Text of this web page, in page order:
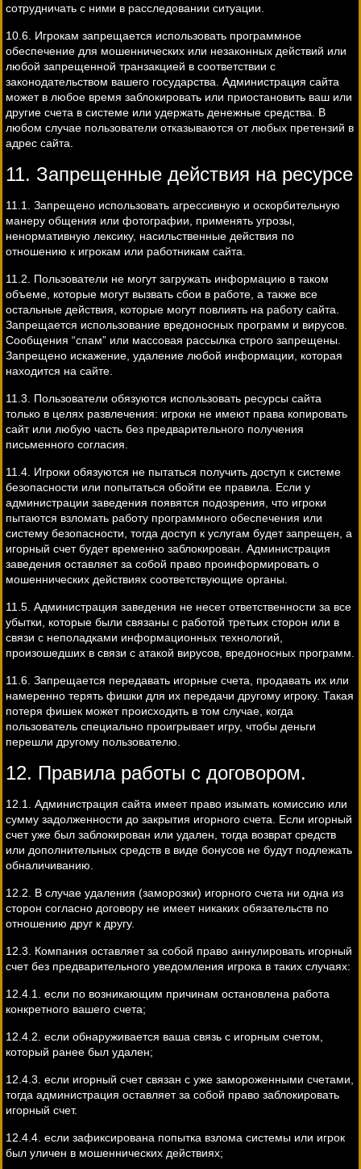
сотрудничать с ними в расследовании ситуации.
10.6. Игрокам запрещается использовать программное
обеспечение для мошеннических или незаконных действий или
любой запрещенной транзакцией в соответствии с
законодательством вашего государства. Администрация сайта
может в любое время заблокировать или приостановить ваш или
другие счета в системе или удержать денежные средства. В
любом случае пользователи отказываются от любых претензий в
адрес сайта.
11. Запрещенные действия на ресурсе
11.1. Запрещено использовать агрессивную и оскорбительную
манеру общения или фотографии, применять угрозы,
ненормативную лексику, насильственные действия по
отношению к игрокам или работникам сайта.
11.2. Пользователи не могут загружать информацию в таком
объеме, которые могут вызвать сбои в работе, а также все
остальные действия, которые могут повлиять на работу сайта.
Запрещается использование вредоносных программ и вирусов.
Сообщения “спам” или массовая рассылка строго запрещены.
Запрещено искажение, удаление любой информации, которая
находится на сайте.
11.3. Пользователи обязуются использовать ресурсы сайта
только в целях развлечения: игроки не имеют права копировать
сайт или любую часть без предварительного получения
письменного согласия.
11.4. Игроки обязуются не пытаться получить доступ к системе
безопасности или попытаться обойти ее правила. Если у
администрации заведения появятся подозрения, что игроки
пытаются взломать работу программного обеспечения или
систему безопасности, тогда доступ к услугам будет запрещен, а
игорный счет будет временно заблокирован. Администрация
заведения оставляет за собой право проинформировать о
мошеннических действиях соответствующие органы.
11.5. Администрация заведения не несет ответственности за все
убытки, которые были связаны с работой третьих сторон или в
связи с неполадками информационных технологий,
произошедших в связи с атакой вирусов, вредоносных программ.
11.6. Запрещается передавать игорные счета, продавать их или
намеренно терять фишки для их передачи другому игроку. Такая
потеря фишек может происходить в том случае, когда
пользователь специально проигрывает игру, чтобы деньги
перешли другому пользователю.
12. Правила работы с договором.
12.1. Администрация сайта имеет право изымать комиссию или
сумму задолженности до закрытия игорного счета. Если игорный
счет уже был заблокирован или удален, тогда возврат средств
или дополнительных средств в виде бонусов не будут подлежать
обналичиванию.
12.2. В случае удаления (заморозки) игорного счета ни одна из
сторон согласно договору не имеет никаких обязательств по
отношению друг к другу.
12.3. Компания оставляет за собой право аннулировать игорный
счет без предварительного уведомления игрока в таких случаях:
12.4.1. если по возникающим причинам остановлена работа
конкретного вашего счета;
12.4.2. если обнаруживается ваша связь с игорным счетом,
который ранее был удален;
12.4.3. если игорный счет связан с уже замороженными счетами,
тогда администрация оставляет за собой право заблокировать
игорный счет.
12.4.4. если зафиксирована попытка взлома системы или игрок
был уличен в мошеннических действиях;